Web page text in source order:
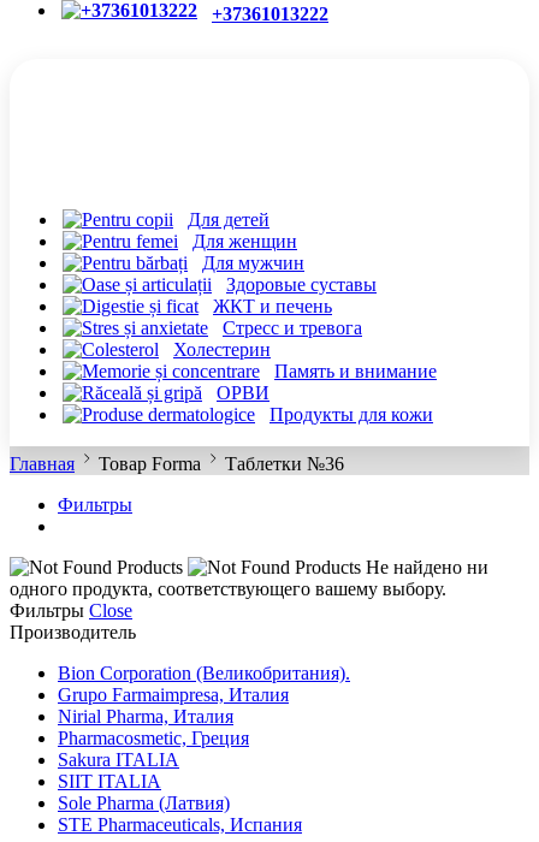
+37361013222
Для детей
Для женщин
Для мужчин
Здоровые суставы
ЖКТ и печень
Cтресс и тревога
Холестерин
Память и внимание
ОРВИ
Продукты для кожи
Главная Товар Forma
Таблетки №36
Фильтры
Не найдено ни
одного продукта, соответствующего вашему выбору.
Фильтры Close
Производитель
Bion Corporation (Великобритания).
Grupo Farmaimpresa, Италия
Nirial Pharma, Италия
Pharmacosmetic, Греция
Sakura ITALIA
SIIT ITALIA
Sole Pharma (Латвия)
STE Pharmaceuticals, Испания